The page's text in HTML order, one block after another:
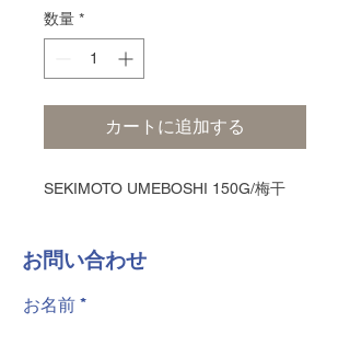
数量 *
カートに追加する
SEKIMOTO UMEBOSHI 150G/梅干
​お問い合わせ
お名前